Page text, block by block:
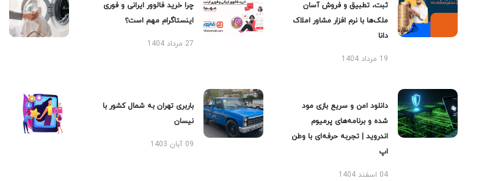
ثبت، تطبیق و فروش آسان
ملک‌ها با نرم افزار مشاور املاک
دانا
19 مرداد 1404
چرا خرید فالوور ایرانی و فوری
اینستاگرام مهم است؟
27 مرداد 1404
دانلود امن و سریع بازی مود
شده و برنامه‌های پرمیوم
اندروید | تجربه حرفه‌ای با وطن
اپ
04 اسفند 1404
باربری تهران به شمال کشور با
نیسان
09 آبان 1403